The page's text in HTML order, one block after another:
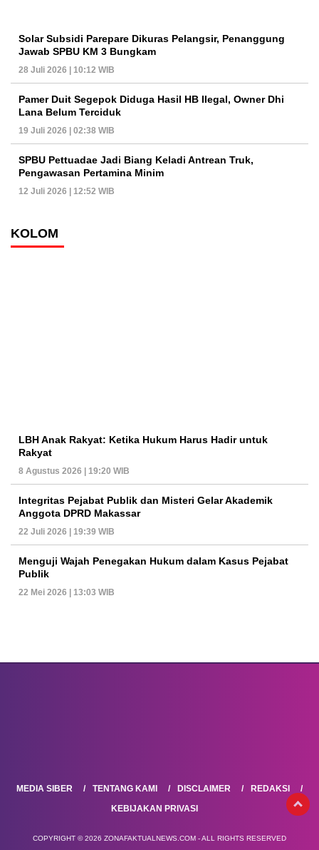
Solar Subsidi Parepare Dikuras Pelangsir, Penanggung
Jawab SPBU KM 3 Bungkam
28 Juli 2026 | 10:12 WIB
Pamer Duit Segepok Diduga Hasil HB Ilegal, Owner Dhi
Lana Belum Terciduk
19 Juli 2026 | 02:38 WIB
SPBU Pettuadae Jadi Biang Keladi Antrean Truk,
Pengawasan Pertamina Minim
12 Juli 2026 | 12:52 WIB
KOLOM
LBH Anak Rakyat: Ketika Hukum Harus Hadir untuk
Rakyat
8 Agustus 2026 | 19:20 WIB
Integritas Pejabat Publik dan Misteri Gelar Akademik
Anggota DPRD Makassar
22 Juli 2026 | 19:39 WIB
Menguji Wajah Penegakan Hukum dalam Kasus Pejabat
Publik
22 Mei 2026 | 13:03 WIB
MEDIA SIBER TENTANG KAMI DISCLAIMER
REDAKSI
KEBIJAKAN PRIVASI
COPYRIGHT © 2026 ZONAFAKTUALNEWS.COM - ALL RIGHTS RESERVED